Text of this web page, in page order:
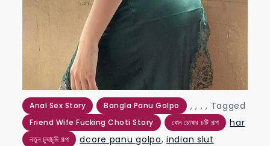
Anal Sex Story ,
Bangla Panu Golpo ,
Friend Wife Fucking Choti Story
,
ধোন চোষার চটি গল্প
,
নতুন চুদাচুদি গল্প
Tagged
har
dcore panu golpo,indian slut